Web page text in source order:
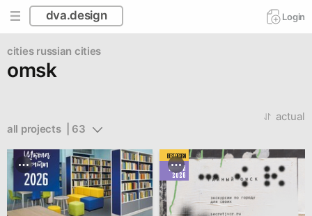
dva.design Login
cities russian cities
omsk
all projects  | 63
actual
BEST DESIGN
MARCH
2026